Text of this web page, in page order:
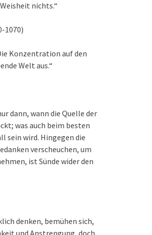
nichts.“
1070)
Konzentration auf den
Welt aus.“
dann, wann die Quelle der
was auch beim besten
sein wird. Hingegen die
verscheuchen, um
ist Sünde wider den
denken, bemühen sich,
und Anstrengung, doch